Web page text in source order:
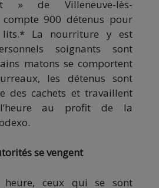
» de Villeneuve-lès-
900 détenus pour
lits.* La nourriture y est
soignants sont
matons se comportent
les détenus sont
des cachets et travaillent
au profit de la
se vengent
heure, ceux qui se sont